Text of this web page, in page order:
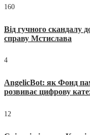
160
Від гучного скандалу
справу Мстислава
4
AngelicBot: як Фонд
розвиває цифрову
12